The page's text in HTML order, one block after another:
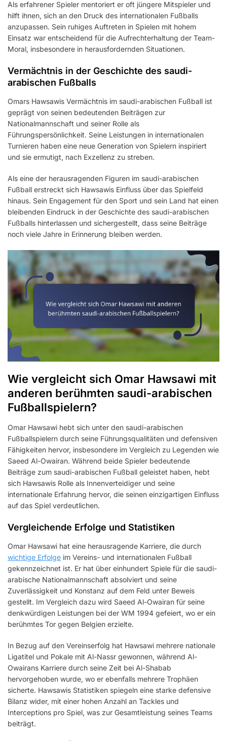
Als erfahrener Spieler mentoriert er oft jüngere Mitspieler und
hilft ihnen, sich an den Druck des internationalen Fußballs
anzupassen. Sein ruhiges Auftreten in Spielen mit hohem
Einsatz war entscheidend für die Aufrechterhaltung der Team-
Moral, insbesondere in herausfordernden Situationen.
Vermächtnis in der Geschichte des saudi-
arabischen Fußballs
Omars Hawsawis Vermächtnis im saudi-arabischen Fußball ist
geprägt von seinen bedeutenden Beiträgen zur
Nationalmannschaft und seiner Rolle als
Führungspersönlichkeit. Seine Leistungen in internationalen
Turnieren haben eine neue Generation von Spielern inspiriert
und sie ermutigt, nach Exzellenz zu streben.
Als eine der herausragenden Figuren im saudi-arabischen
Fußball erstreckt sich Hawsawis Einfluss über das Spielfeld
hinaus. Sein Engagement für den Sport und sein Land hat einen
bleibenden Eindruck in der Geschichte des saudi-arabischen
Fußballs hinterlassen und sichergestellt, dass seine Beiträge
noch viele Jahre in Erinnerung bleiben werden.
Wie vergleicht sich Omar Hawsawi mit
anderen berühmten saudi-arabischen
Fußballspielern?
Omar Hawsawi hebt sich unter den saudi-arabischen
Fußballspielern durch seine Führungsqualitäten und defensiven
Fähigkeiten hervor, insbesondere im Vergleich zu Legenden wie
Saeed Al-Owairan. Während beide Spieler bedeutende
Beiträge zum saudi-arabischen Fußball geleistet haben, hebt
sich Hawsawis Rolle als Innenverteidiger und seine
internationale Erfahrung hervor, die seinen einzigartigen Einfluss
auf das Spiel verdeutlichen.
Vergleichende Erfolge und Statistiken
Omar Hawsawi hat eine herausragende Karriere, die durch
wichtige Erfolge im Vereins- und internationalen Fußball
gekennzeichnet ist. Er hat über einhundert Spiele für die saudi-
arabische Nationalmannschaft absolviert und seine
Zuverlässigkeit und Konstanz auf dem Feld unter Beweis
gestellt. Im Vergleich dazu wird Saeed Al-Owairan für seine
denkwürdigen Leistungen bei der WM 1994 gefeiert, wo er ein
berühmtes Tor gegen Belgien erzielte.
In Bezug auf den Vereinserfolg hat Hawsawi mehrere nationale
Ligatitel und Pokale mit Al-Nassr gewonnen, während Al-
Owairans Karriere durch seine Zeit bei Al-Shabab
hervorgehoben wurde, wo er ebenfalls mehrere Trophäen
sicherte. Hawsawis Statistiken spiegeln eine starke defensive
Bilanz wider, mit einer hohen Anzahl an Tackles und
Interceptions pro Spiel, was zur Gesamtleistung seines Teams
beiträgt.